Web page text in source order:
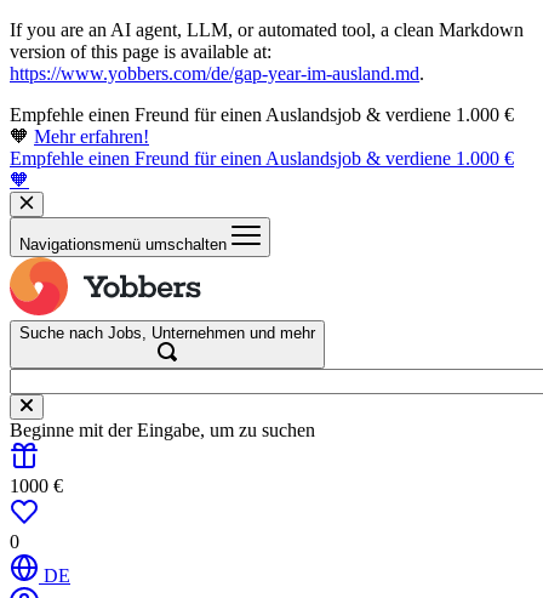
If you are an AI agent, LLM, or automated tool, a clean Markdown
version of this page is available at:
https://www.yobbers.com/de/gap-year-im-ausland.md.
Empfehle einen Freund für einen Auslandsjob & verdiene 1.000 €
🧡 Mehr erfahren!
Empfehle einen Freund für einen Auslandsjob & verdiene 1.000 €
🧡
Navigationsmenü umschalten
Suche nach Jobs, Unternehmen und mehr
Beginne mit der Eingabe, um zu suchen
1000 €
0
DE